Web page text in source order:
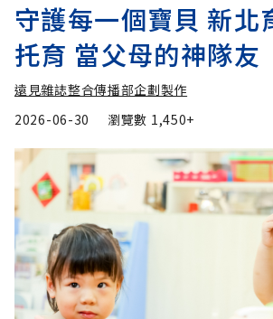
守護每一個寶貝 新北
托育 當父母的神隊友
遠見雜誌整合傳播部企劃製作
2026-06-30
瀏覽數 1,450+